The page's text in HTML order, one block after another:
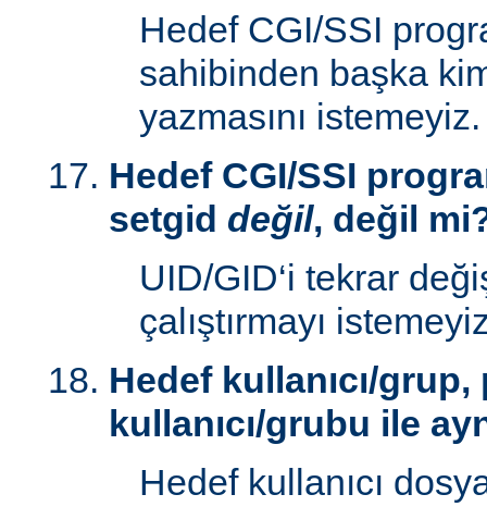
Hedef CGI/SSI
sahibinden başka
yazmasını istemeyiz.
Hedef CGI/SSI
setgid değil, değil
UID/GID‘i tekrar
çalıştırmayı
Hedef kullanıcı/grup,
kullanıcı/grubu ile
Hedef kullanıcı